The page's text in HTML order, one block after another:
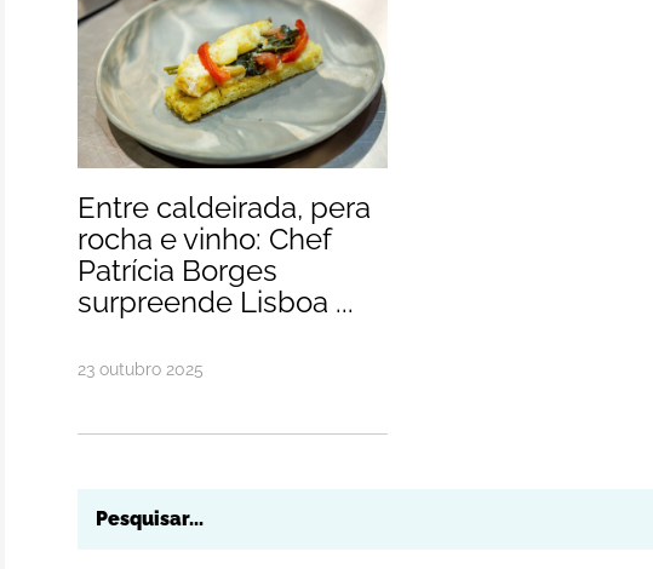
Entre caldeirada, pera rocha e vinho:
Entre caldeirada, pera
rocha e vinho: Chef
Patrícia Borges
surpreende Lisboa ...
23 outubro 2025